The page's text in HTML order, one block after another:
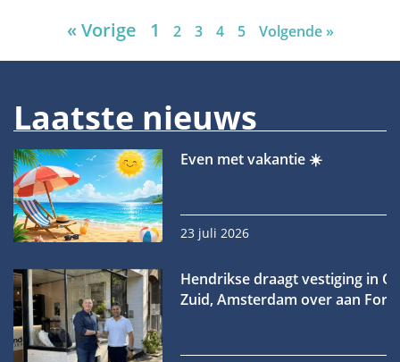
« Vorige 1 2 3 4 5 Volgende »
Laatste nieuws
Even met vakantie ☀️
23 juli 2026
Hendrikse draagt vestiging in
Zuid, Amsterdam over aan